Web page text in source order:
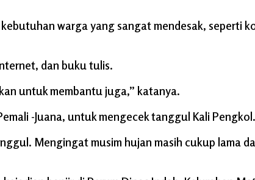
warga yang sangat mendesak, seperti
dan buku tulis.
untuk membantu juga,” katanya.
-Juana, untuk mengecek tanggul Kali Pengkol.
Mengingat musim hujan masih cukup lama